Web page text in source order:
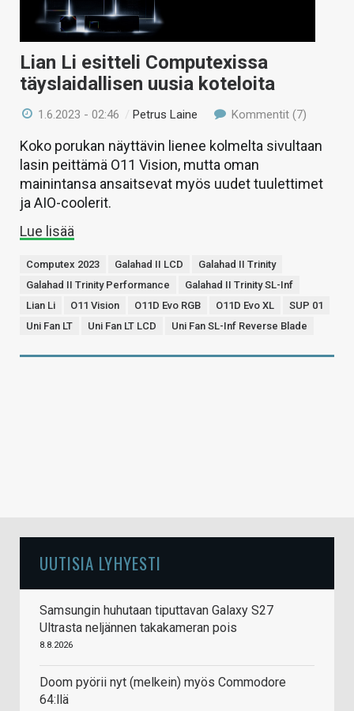
KAUPPA
VAIHDA TEEMA
Lian Li esitteli Computexissa
täyslaidallisen uusia koteloita
1.6.2023 - 02:46 / Petrus Laine Kommentit (7)
Koko porukan näyttävin lienee kolmelta sivultaan
lasin peittämä O11 Vision, mutta oman
mainintansa ansaitsevat myös uudet tuulettimet
ja AIO-coolerit.
Lue lisää
Computex 2023 Galahad II LCD
Galahad II Trinity
Galahad II Trinity Performance
Galahad II Trinity SL-Inf
Lian Li
O11 Vision O11D Evo RGB O11D Evo XL
SUP 01
Uni Fan LT
Uni Fan LT LCD Uni Fan SL-Inf Reverse Blade
UUTISIA LYHYESTI
Samsungin huhutaan tiputtavan Galaxy S27
Ultrasta neljännen takakameran pois
8.8.2026
Doom pyörii nyt (melkein) myös Commodore
64:llä